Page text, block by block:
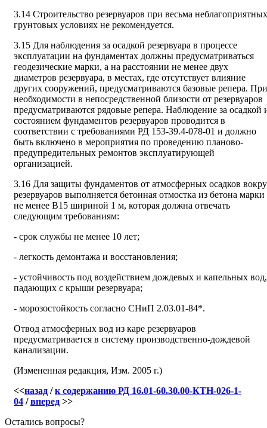
3.14 Строительство резервуаров при весьма неблагоприятных
грунтовых условиях не рекомендуется.
3.15 Для наблюдения за осадкой резервуара в процессе
эксплуатации на фундаментах должны предусматриваться
геодезические марки, а на расстоянии не менее двух
диаметров резервуара, в местах, где отсутствует влияние
других сооружений, предусматриваются базовые репера. При
необходимости в непосредственной близости от резервуаров
предусматриваются рядовые репера. Наблюдение за осадкой
состоянием фундаментов резервуаров проводится в
соответствии с требованиями РД 153-39.4-078-01 и должно
быть включено в мероприятия по проведению планово-
предупредительных ремонтов эксплуатирующей
организацией.
3.16 Для защиты фундаментов от атмосферных осадков
резервуаров выполняется бетонная отмостка из бетона марки
не менее В15 шириной 1 м, которая должна отвечать
следующим требованиям:
- срок службы не менее 10 лет;
- легкость демонтажа и восстановления;
- устойчивость под воздействием дождевых и капельных вод,
падающих с крыши резервуара;
- морозостойкость согласно СНиП 2.03.01-84*.
Отвод атмосферных вод из каре резервуаров
предусматривается в систему производственно-дождевой
канализации.
(Измененная редакция, Изм. 2005 г.)
<<назад /к содержанию РД 16.01-60.30.00-КТН-026-1-
04 /вперед >>
Остались вопросы?